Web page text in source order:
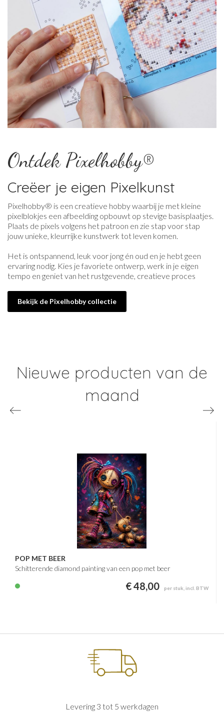
Ontdek Pixelhobby®
Creëer je eigen Pixelkunst
Pixelhobby® is een creatieve hobby waarbij je met kleine
pixelblokjes een afbeelding opbouwt op stevige basisplaatjes.
Plaats de pixels volgens het patroon en zie stap voor stap
jouw unieke, kleurrijke kunstwerk tot leven komen.
Het is ontspannend, leuk voor jong én oud en je hebt geen
ervaring nodig. Kies je favoriete ontwerp, werk in je eigen
tempo en geniet van het rustgevende, creatieve proces
Bekijk de Pixelhobby collectie
Nieuwe producten van de
maand
POP MET BEER
Schitterende diamond painting van een pop met beer
€ 48,00 per stuk, incl. BTW
Levering 3 tot 5 werkdagen